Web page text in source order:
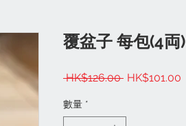
覆盆子 每包(4両)
HK$126.00 一
格
HK$101.00
數量 *